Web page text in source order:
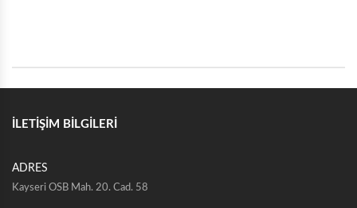
İLETİŞİM BİLGİLERİ
ADRES
Kayseri OSB Mah. 20. Cad. 58